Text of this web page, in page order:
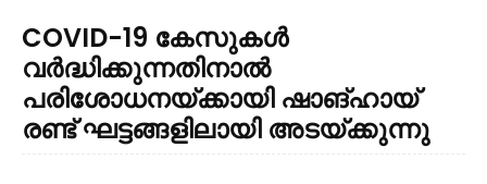
COVID-19 കേസുകൾ
വർദ്ധിക്കുന്നതിനാൽ
പരിശോധനയ്ക്കായി ഷാങ്ഹായ്
രണ്ട് ഘട്ടങ്ങളിലായി അടയ്ക്കുന്നു